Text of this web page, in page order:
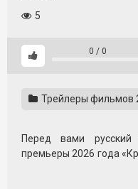
5
0 / 0
Трейлеры фильмов
Перед вами русский
премьеры 2026 года
со стилем и